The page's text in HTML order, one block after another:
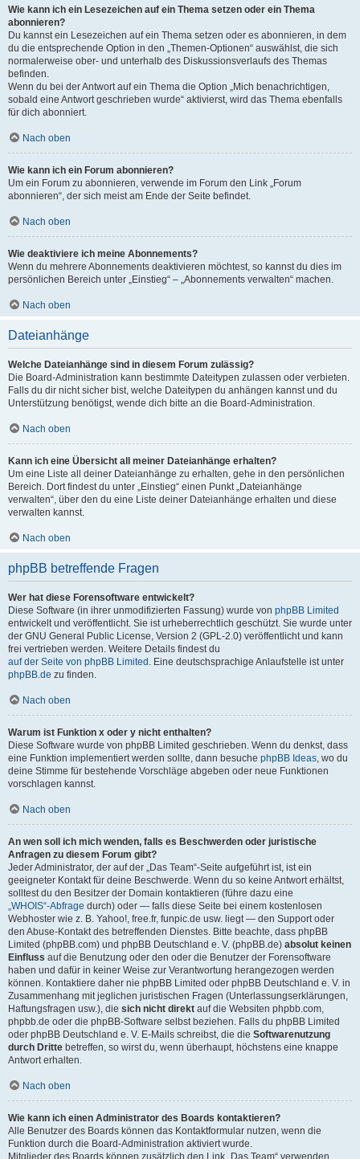
Wie kann ich ein Lesezeichen auf ein Thema setzen oder ein Thema
abonnieren?
Du kannst ein Lesezeichen auf ein Thema setzen oder es abonnieren, in dem
du die entsprechende Option in den „Themen-Optionen“ auswählst, die sich
normalerweise ober- und unterhalb des Diskussionsverlaufs des Themas
befinden.
Wenn du bei der Antwort auf ein Thema die Option „Mich benachrichtigen,
sobald eine Antwort geschrieben wurde“ aktivierst, wird das Thema ebenfalls
für dich abonniert.
Nach oben
Wie kann ich ein Forum abonnieren?
Um ein Forum zu abonnieren, verwende im Forum den Link „Forum
abonnieren“, der sich meist am Ende der Seite befindet.
Nach oben
Wie deaktiviere ich meine Abonnements?
Wenn du mehrere Abonnements deaktivieren möchtest, so kannst du dies im
persönlichen Bereich unter „Einstieg“ – „Abonnements verwalten“ machen.
Nach oben
Dateianhänge
Welche Dateianhänge sind in diesem Forum zulässig?
Die Board-Administration kann bestimmte Dateitypen zulassen oder verbieten.
Falls du dir nicht sicher bist, welche Dateitypen du anhängen kannst und du
Unterstützung benötigst, wende dich bitte an die Board-Administration.
Nach oben
Kann ich eine Übersicht all meiner Dateianhänge erhalten?
Um eine Liste all deiner Dateianhänge zu erhalten, gehe in den persönlichen
Bereich. Dort findest du unter „Einstieg“ einen Punkt „Dateianhänge
verwalten“, über den du eine Liste deiner Dateianhänge erhalten und diese
verwalten kannst.
Nach oben
phpBB betreffende Fragen
Wer hat diese Forensoftware entwickelt?
Diese Software (in ihrer unmodifizierten Fassung) wurde von phpBB Limited
entwickelt und veröffentlicht. Sie ist urheberrechtlich geschützt. Sie wurde unter
der GNU General Public License, Version 2 (GPL-2.0) veröffentlicht und kann
frei vertrieben werden. Weitere Details findest du
auf der Seite von phpBB Limited . Eine deutschsprachige Anlaufstelle ist unter
phpBB.de zu finden.
Nach oben
Warum ist Funktion x oder y nicht enthalten?
Diese Software wurde von phpBB Limited geschrieben. Wenn du denkst, dass
eine Funktion implementiert werden sollte, dann besuche phpBB Ideas, wo du
deine Stimme für bestehende Vorschläge abgeben oder neue Funktionen
vorschlagen kannst.
Nach oben
An wen soll ich mich wenden, falls es Beschwerden oder juristische
Anfragen zu diesem Forum gibt?
Jeder Administrator, der auf der „Das Team“-Seite aufgeführt ist, ist ein
geeigneter Kontakt für deine Beschwerde. Wenn du so keine Antwort erhältst,
solltest du den Besitzer der Domain kontaktieren (führe dazu eine
„WHOIS“-Abfrage durch) oder — falls diese Seite bei einem kostenlosen
Webhoster wie z. B. Yahoo!, free.fr, funpic.de usw. liegt — den Support oder
den Abuse-Kontakt des betreffenden Dienstes. Bitte beachte, dass phpBB
Limited (phpBB.com) und phpBB Deutschland e. V. (phpBB.de) absolut keinen
Einfluss auf die Benutzung oder den oder die Benutzer der Forensoftware
haben und dafür in keiner Weise zur Verantwortung herangezogen werden
können. Kontaktiere daher nie phpBB Limited oder phpBB Deutschland e. V. in
Zusammenhang mit jeglichen juristischen Fragen (Unterlassungserklärungen,
Haftungsfragen usw.), die sich nicht direkt auf die Websiten phpbb.com,
phpbb.de oder die phpBB-Software selbst beziehen. Falls du phpBB Limited
oder phpBB Deutschland e. V. E-Mails schreibst, die die Softwarenutzung
durch Dritte betreffen, so wirst du, wenn überhaupt, höchstens eine knappe
Antwort erhalten.
Nach oben
Wie kann ich einen Administrator des Boards kontaktieren?
Alle Benutzer des Boards können das Kontaktformular nutzen, wenn die
Funktion durch die Board-Administration aktiviert wurde.
Mitglieder des Boards können zusätzlich den Link „Das Team“ verwenden.